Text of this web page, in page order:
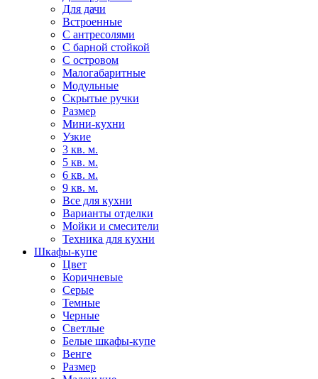
Для дачи
Встроенные
С антресолями
С барной стойкой
С островом
Малогабаритные
Модульные
Скрытые ручки
Размер
Мини-кухни
Узкие
3 кв. м.
5 кв. м.
6 кв. м.
9 кв. м.
Все для кухни
Варианты отделки
Мойки и смесители
Техника для кухни
Шкафы-купе
Цвет
Коричневые
Серые
Темные
Черные
Светлые
Белые шкафы-купе
Венге
Размер